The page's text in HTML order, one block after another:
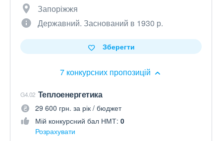
Запоріжжя
Державний. Заснований в 1930 р.
7 конкурсних пропозицій
Зберегти
G4.02 Теплоенергетика
29 600 грн. за рік / бюджет
Мій конкурсний бал НМТ: 0
Розрахувати